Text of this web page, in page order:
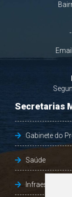
Secretarias
Gabinete do
Saúde
Infraestrutura,